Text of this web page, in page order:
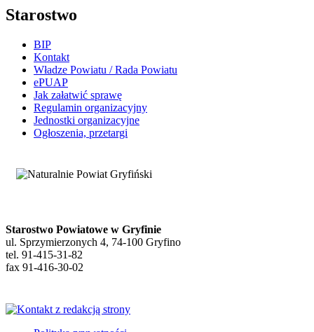
Starostwo
BIP
Kontakt
Władze Powiatu / Rada Powiatu
ePUAP
Jak załatwić sprawę
Regulamin organizacyjny
Jednostki organizacyjne
Ogłoszenia, przetargi
Starostwo Powiatowe w Gryfinie
ul. Sprzymierzonych 4, 74-100 Gryfino
tel. 91-415-31-82
fax 91-416-30-02